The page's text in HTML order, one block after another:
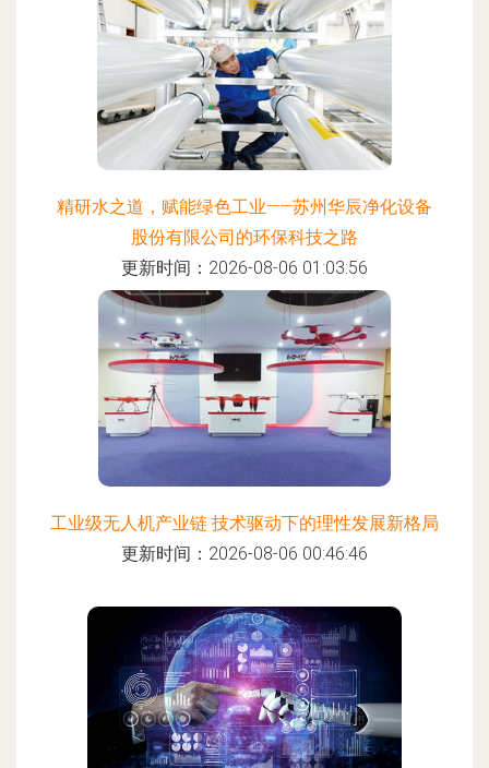
精研水之道，赋能绿色工业——苏州华辰净化设备
股份有限公司的环保科技之路
更新时间：2026-08-06 01:03:56
工业级无人机产业链 技术驱动下的理性发展新格局
更新时间：2026-08-06 00:46:46